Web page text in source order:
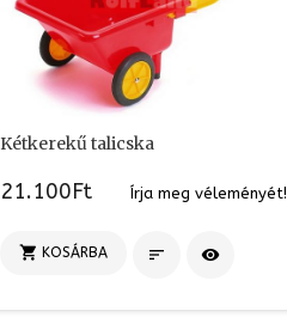
Kétkerekű talicska
21.100Ft Írja meg véleményét!
 KOSÁRBA  